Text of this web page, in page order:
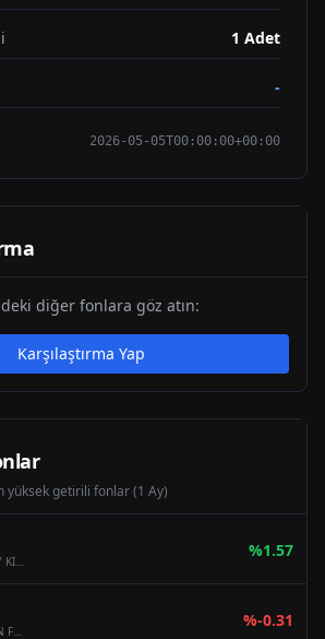
1 Adet
-
2026-05-05T00:00:00+00:00
diğer fonlara göz atın:
Karşılaştırma Yap
yüksek getirili fonlar (1 Ay)
YAPI KREDİ PORTFÖY KIYMETLİ MADENLER KATILIM FONU
%1.57
NEO PORTFÖY ALTIN FONU
%-0.31